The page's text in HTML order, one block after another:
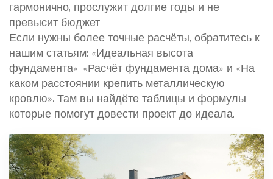
гармонично, прослужит долгие годы и не
превысит бюджет.
Если нужны более точные расчёты, обратитесь к
нашим статьям: «Идеальная высота
фундамента», «Расчёт фундамента дома» и «На
каком расстоянии крепить металлическую
кровлю». Там вы найдёте таблицы и формулы,
которые помогут довести проект до идеала.